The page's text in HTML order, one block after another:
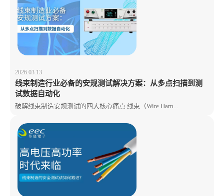
2026.03.13
线束制造行业必备的安规测试解决方案：从多点扫描到测
试数据自动化
破解线束制造安规测试的四大核心痛点 线束（Wire Harn...